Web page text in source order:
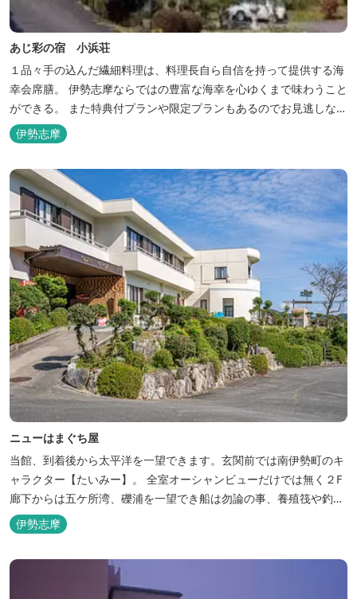
あじ彩の宿 小浜荘
１品々手の込んだ繊細料理は、料理長自ら自信を持って提供する海
幸会席膳。 伊勢志摩ならではの豊富な海幸を心ゆくまで味わうこと
ができる。 また特典付プランや限定プランもあるのでお見逃しな
く。
伊勢志摩
ニューはまぐち屋
当館、到着後から太平洋を一望できます。玄関前では南伊勢町のキ
ャラクター【たいみー】。 全室オーシャンビューだけでは無く２F
廊下からは五ケ所湾、礫浦を一望でき船は勿論の事、養殖筏や釣り
堀筏などみる事ができます。 当館一押しのお部屋【大島】からは太
平洋を一望。マグロの養殖筏、夜には漁師さん達の船の光がみえ対
伊勢志摩